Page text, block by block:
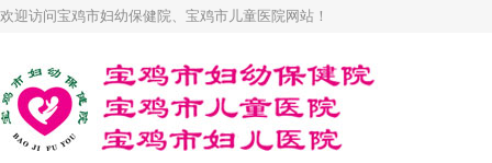
欢迎访问宝鸡市妇幼保健院、宝鸡市儿童医院网站！